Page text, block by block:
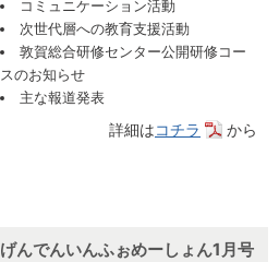
コミュニケーション活動
次世代層への教育支援活動
敦賀総合研修センター公開研修コー
スのお知らせ
主な報道発表
詳細はコチラ から
げんでんいんふぉめーしょん1月号